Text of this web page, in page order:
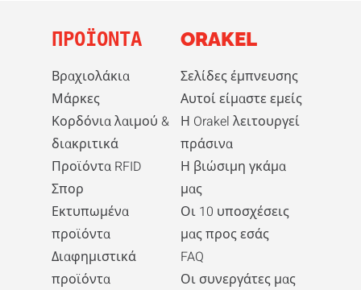
ΠΡΟΪΌΝΤΑ
Βραχιολάκια
Μάρκες
Κορδόνια λαιμού &
διακριτικά
Προϊόντα RFID
Σπορ
Εκτυπωμένα
προϊόντα
Διαφημιστικά
προϊόντα
ORAKEL
Σελίδες έμπνευσης
Αυτοί είμαστε εμείς
Η Orakel λειτουργεί
πράσινα
Η βιώσιμη γκάμα
μας
Οι 10 υποσχέσεις
μας προς εσάς
FAQ
Οι συνεργάτες μας